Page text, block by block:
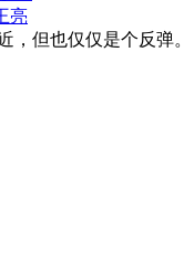
亮
，但也仅仅是个反弹。